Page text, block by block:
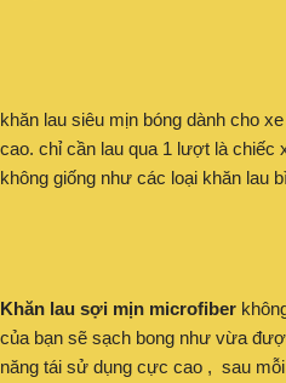
khăn lau siêu mịn bóng dành cho
cao. chỉ cần lau qua 1 lượt là chiếc
không giống như các loại khăn lau
Khăn lau sợi mịn microfiber
của bạn sẽ sạch bong như vừa
năng tái sử dụng cực cao , sau